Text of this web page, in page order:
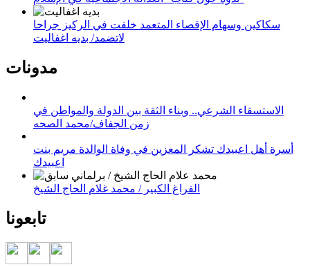
سكاكين وسهام الإقصاء المتعمد خلفت في الركيز جراحا
لاتضمد/ بديه اغفاليت
مدونات
الاستسقاء الشرعي.. وبناء الثقة بين الدولة والمواطن في
زمن الجفاف/محمد الصحه
أسرة أهل اعبيدك تشكر المعزين في وفاة الوالدة مريم بنت
اعبيدك
الفراغ الكبير / محمد غلام الحاج الشيخ
تابعونا